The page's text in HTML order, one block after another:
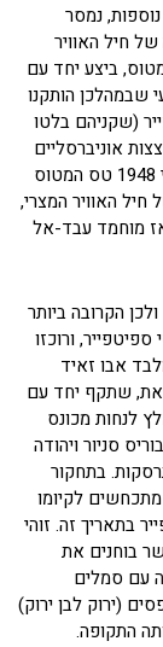
נמסר
חיל האוויר
ביצע יחד עם
שבמהלכן הותקנו
ספיטפייר (שקניהם בלטו
אוניברסליים
ולוחות שירון להגנת הטייס. בשבוע הראשון של מאי 1948 טס המטוס
אל עריש וצורף לטייסת הקרב מספר 2 של חיל האוויר המצרי,
מוחמד עבד-אל
הקרובה ביותר
ורוכזו
אבו זאיד
שתקף יחד עם
במאי 1948, נפגע ונאלץ לנחות מכונס
סניור ויהודה
בתחקור
לקיומו
בתאריך זה. זוהי
בוחנים את
עם סמלים
(ירוק לבן ירוק)
התקופה.